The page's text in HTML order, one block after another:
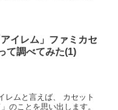
イレム」ファミカセ
て調べてみた(1)
レムと言えば、 カセット
のことを思い出します。